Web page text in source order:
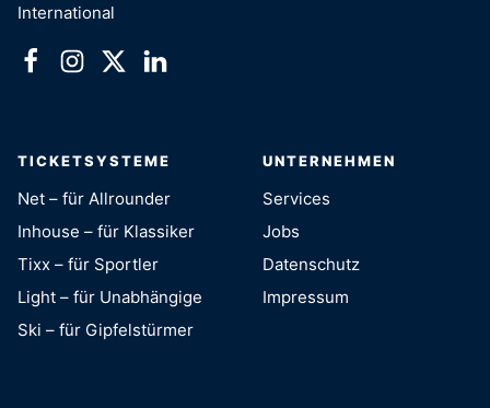
International
TICKETSYSTEME
Net – für Allrounder
Inhouse – für Klassiker
Tixx – für Sportler
Light – für Unabhängige
Ski – für Gipfelstürmer
UNTERNEHMEN
Services
Jobs
Datenschutz
Impressum